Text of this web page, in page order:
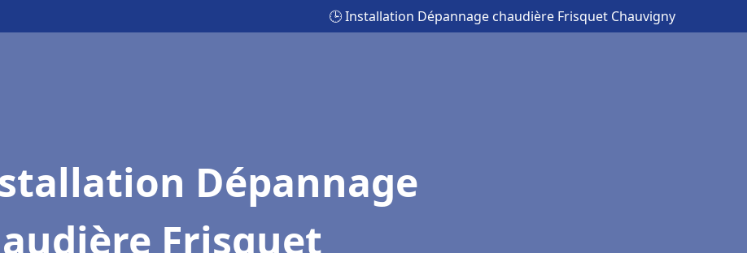
🕒 Installation Dépannage chaudière Frisquet Chauvigny
Dépannage
Frisquet